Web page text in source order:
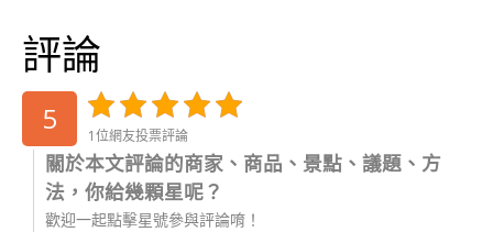
評論
5 1位網友投票評論
關於本文評論的商家、商品、景點、議題、方
法，你給幾顆星呢？
歡迎一起點擊星號參與評論唷！